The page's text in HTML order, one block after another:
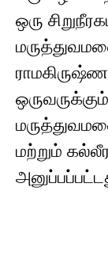
ஒரு
மற்றும்